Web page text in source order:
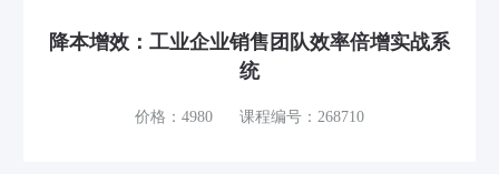
降本增效：工业企业销售团队效率倍增实战系
统
价格：4980 课程编号：268710